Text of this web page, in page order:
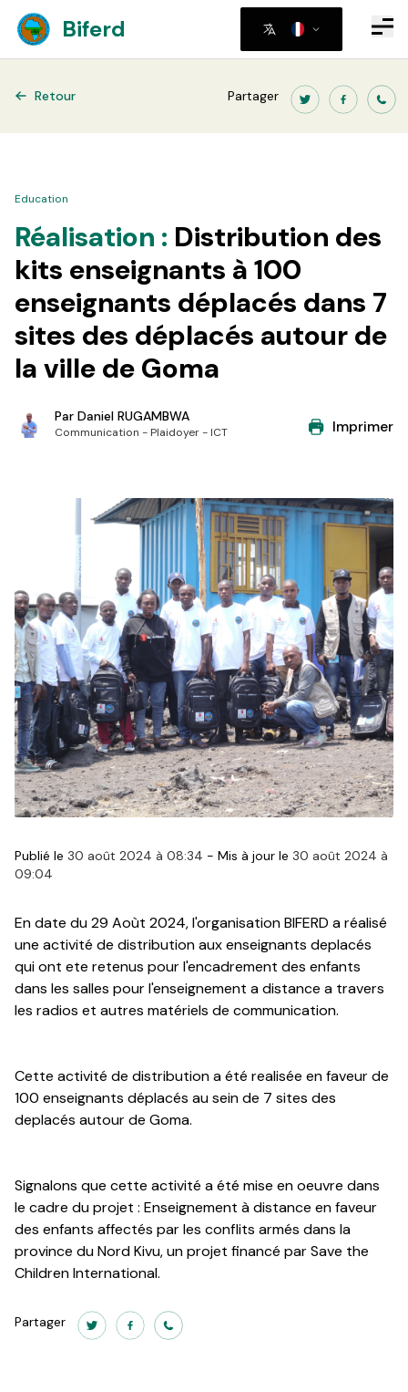
Biferd
Retour Partager
Education
Réalisation : Distribution des
kits enseignants à 100
enseignants déplacés dans 7
sites des déplacés autour de
la ville de Goma
Par Daniel RUGAMBWA
Communication - Plaidoyer - ICT Imprimer
Publié le 30 août 2024 à 08:34 - Mis à jour le 30 août 2024 à
09:04
En date du 29 Aoùt 2024, l'organisation BIFERD a réalisé
une activité de distribution aux enseignants deplacés
qui ont ete retenus pour l'encadrement des enfants
dans les salles pour l'enseignement a distance a travers
les radios et autres matériels de communication.
Cette activité de distribution a été realisée en faveur de
100 enseignants déplacés au sein de 7 sites des
deplacés autour de Goma.
Signalons que cette activité a été mise en oeuvre dans
le cadre du projet : Enseignement à distance en faveur
des enfants affectés par les conflits armés dans la
province du Nord Kivu, un projet financé par Save the
Children International.
Partager